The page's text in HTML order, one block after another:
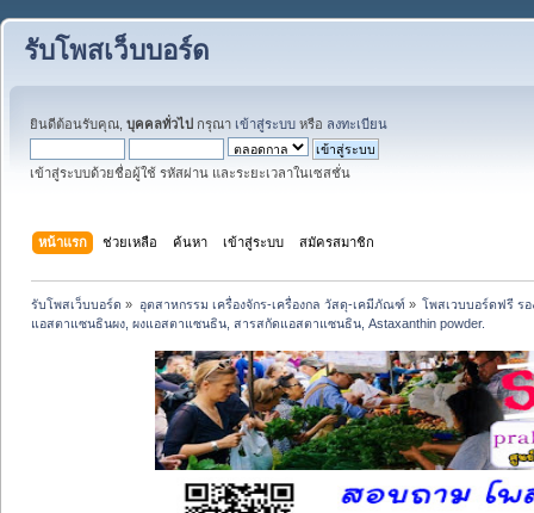
รับโพสเว็บบอร์ด
ยินดีต้อนรับคุณ, บุคคลทั่วไป กรุณา เข้าสู่ระบบ หรือ ลงทะเบียน
เข้าสู่ระบบด้วยชื่อผู้ใช้ รหัสผ่าน และระยะเวลาในเซสชั่น
หน้าแรก ช่วยเหลือ ค้นหา เข้าสู่ระบบ สมัครสมาชิก
รับโพสเว็บบอร์ด » อุตสาหกรรม เครื่องจักร-เครื่องกล วัสดุ-เคมีภัณฑ์ » โพสเวบบอร์ดฟรี รอ
แอสตาแซนธินผง, ผงแอสตาแซนธิน, สารสกัดแอสตาแซนธิน, Astaxanthin powder.